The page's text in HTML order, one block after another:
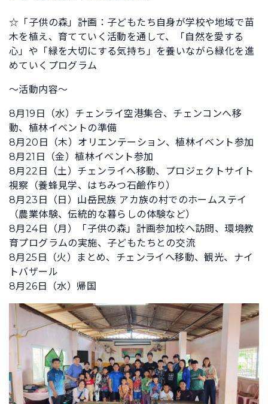
☆「子供の森」計画：子どもたち自身が学校や地域で苗
木を植え、育てていく活動を通して、「自然を愛する
心」や「緑を大切にする気持ち」を養いながら緑化を進
めていくプログラム
～活動内容～
8月19日（水）チェンライ空港集合、チェンコンへ移
動、植林イベントの準備
8月20日（木）オリエンテーション、植林イベント参加
8月21日（金）植林イベント参加
8月22日（土）チェンライへ移動、プロジェクトサイト
視察（養蜂見学、はちみつ石鹼作り）
8月23日（日）山岳民族 アカ族の村でのホームステイ
（農業体験、伝統的な暮らしの体験など）
8月24日（月）「子供の森」計画参加校へ訪問、環境教
育プログラムの実施、子どもたちとの交流
8月25日（火）まとめ、チェンライへ移動、観光、ナイ
トバザール
8月26日（水）帰国